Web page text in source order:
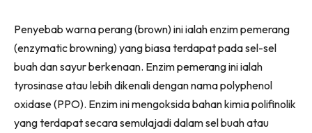
Penyebab warna perang (brown) ini ialah enzim pemerang
(enzymatic browning) yang biasa terdapat pada sel-sel
buah dan sayur berkenaan. Enzim pemerang ini ialah
tyrosinase atau lebih dikenali dengan nama polyphenol
oxidase (PPO). Enzim ini mengoksida bahan kimia polifinolik
yang terdapat secara semulajadi dalam sel buah atau